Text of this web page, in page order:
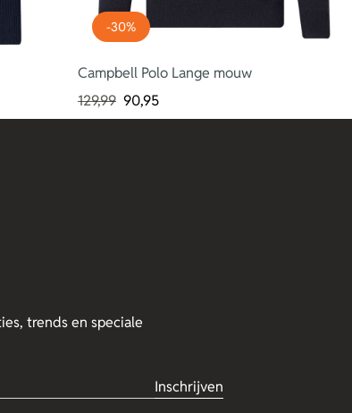
-30%
Campbell Polo Lange mouw
129,99 90,95
trends en speciale
Inschrijven